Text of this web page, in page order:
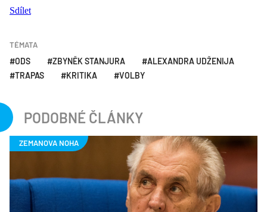
Sdílet
TÉMATA
ODS ZBYNĚK STANJURA
ALEXANDRA UDŽENIJA
TRAPAS
KRITIKA VOLBY
PODOBNÉ ČLÁNKY